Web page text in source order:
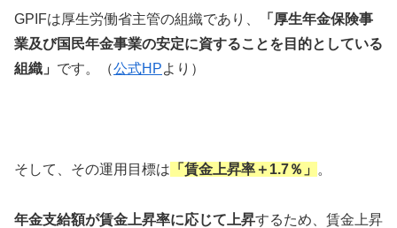
GPIFは厚生労働省主管の組織であり、
「厚生年金保険事
業及び国民年金事業の安定に資することを目的としている
組織」 です。（公式HPより）
そして、その運用目標は 「賃金上昇率＋1.7％」 。
年金支給額が賃金上昇率に応じて上昇するため、賃金上昇